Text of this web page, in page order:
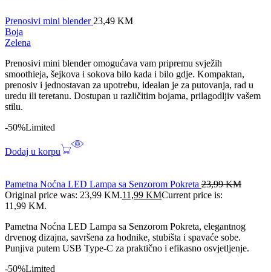
Prenosivi mini blender 23,49 KM
Boja
Zelena
Prenosivi mini blender omogućava vam pripremu svježih
smoothieja, šejkova i sokova bilo kada i bilo gdje. Kompaktan,
prenosiv i jednostavan za upotrebu, idealan je za putovanja, rad u
uredu ili teretanu. Dostupan u različitim bojama, prilagodljiv vašem
stilu.
-50%Limited
Dodaj u korpu
Pametna Noćna LED Lampa sa Senzorom Pokreta 23,99KM
Original price was: 23,99 KM.11,99 KMCurrent price is:
11,99 KM.
Pametna Noćna LED Lampa sa Senzorom Pokreta, elegantnog
drvenog dizajna, savršena za hodnike, stubišta i spavaće sobe.
Punjiva putem USB Type-C za praktično i efikasno osvjetljenje.
-50%Limited